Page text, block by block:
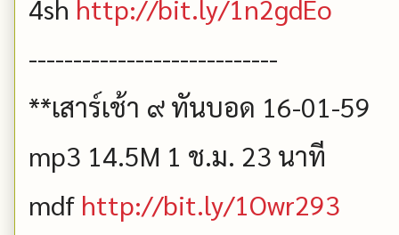
4sh http://bit.ly/1n2gdEo
----------------------------
**เสาร์เช้า ๙ ทันบอด 16-01-59
mp3 14.5M 1 ช.ม. 23 นาที
mdf http://bit.ly/1Owr293